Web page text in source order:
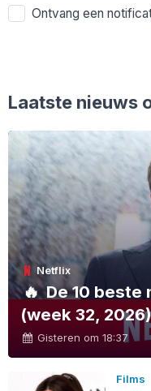
Ontvang een
Laatste nieuws
Netflix
🔥De 10 beste
(week 32,
Gisteren om 18:37
Films